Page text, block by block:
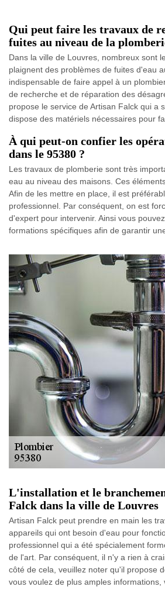
Qui peut faire les travaux de
fuites au niveau de la
Dans la ville de Louvres, nombreux sont
plaignent des problèmes de fuites d'eau
indispensable de faire appel à un
de recherche et de réparation des
propose le service de Artisan Falck qui a
dispose des matériels nécessaires pour
À qui peut-on confier les
dans le 95380 ?
Les travaux de plomberie sont très
eau au niveau des maisons. Ces
Afin de les mettre en place, il est
professionnel. Par conséquent, on est
d'expert pour intervenir. Ainsi vous
formations spécifiques afin de garantir
L'installation et le
Falck dans la ville de Louvres
Artisan Falck peut prendre en main les
appareils qui ont besoin d'eau pour
professionnel qui a été spécialement
de l'art. Par conséquent, il n'y a rien à
côté de cela, veuillez noter qu'il propose
vous voulez de plus amples informations,